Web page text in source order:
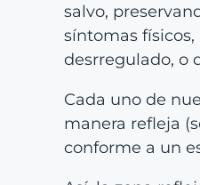
salvo,
síntomas
desrregulado, o
Cada uno de
manera refleja
conforme a un